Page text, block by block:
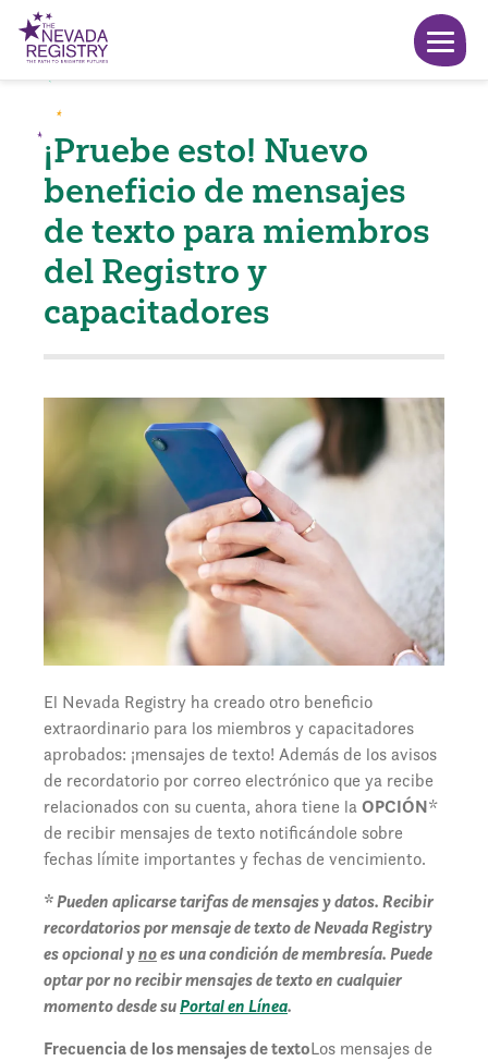
¡Pruebe esto! Nuevo
beneficio de mensajes
de texto para miembros
del Registro y
capacitadores
El Nevada Registry ha creado otro beneficio
extraordinario para los miembros y capacitadores
aprobados: ¡mensajes de texto! Además de los avisos
de recordatorio por correo electrónico que ya recibe
relacionados con su cuenta, ahora tiene laOPCIÓN*
de recibir mensajes de texto notificándole sobre
fechas límite importantes y fechas de vencimiento.
* Pueden aplicarse tarifas de mensajes y datos. Recibir
recordatorios por mensaje de texto de Nevada Registry
es opcional ynoes una condición de membresía. Puede
optar por no recibir mensajes de texto en cualquier
momento desde suPortal en Línea.
Frecuencia de los mensajes de textoLos mensajes de